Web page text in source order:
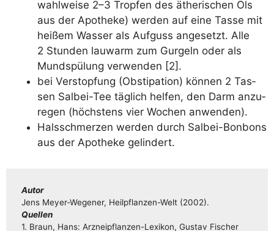
wahl­wei­se 2–3 Trop­fen des äthe­ri­schen Öls
aus der Apo­the­ke) wer­den auf eine Tas­se mit
hei­ßem Was­ser als Auf­guss ange­setzt. Alle
2 Stun­den lau­warm zum Gur­geln oder als
Mund­spü­lung ver­wen­den [2].
bei Ver­stop­fung (Obs­ti­pa­ti­on) kön­nen 2 Tas­
sen Sal­bei-Tee täg­lich hel­fen, den Darm anzu­
re­gen (höchs­tens vier Wochen anwenden).
Hals­schmer­zen wer­den durch Sal­bei-Bon­bons
aus der Apo­the­ke gelindert.
Autor
Jens Mey­­er-Wege­­ner, Heil­pflan­­zen-Welt (2002).
Quel­len
1. Braun, Hans: Arz­n­ei­pflan­­zen-Lexi­­kon, Gus­tav Fischer